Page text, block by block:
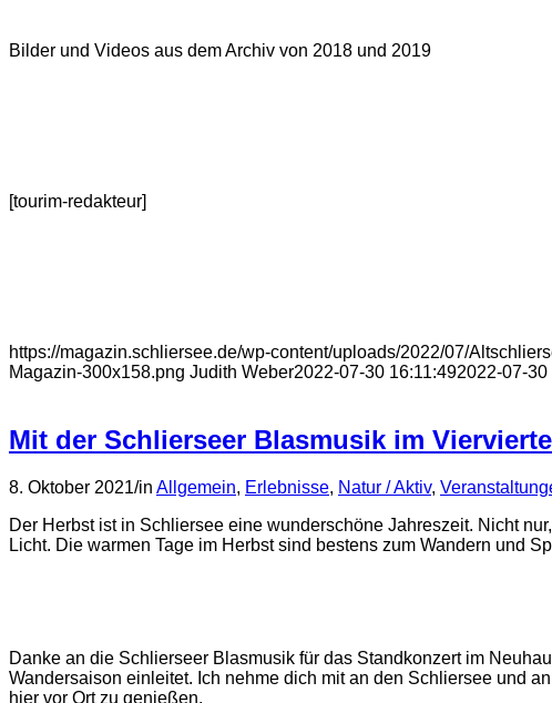
Bilder und Videos aus dem Archiv von 2018 und 2019
[tourim-redakteur]
https://magazin.schliersee.de/wp-content/uploads/2022/07/
Magazin-300x158.png Judith Weber2022-07-30 16:11:492022-07-30
Mit der Schlierseer Blasmusik im
8. Oktober 2021/in Allgemein, Erlebnisse, Natur / Aktiv,
Der Herbst ist in Schliersee eine wunderschöne Jahreszeit. Nicht
Licht. Die warmen Tage im Herbst sind bestens zum Wandern und
Danke an die Schlierseer Blasmusik für das Standkonzert im
Wandersaison einleitet. Ich nehme dich mit an den Schliersee und
hier vor Ort zu genießen.